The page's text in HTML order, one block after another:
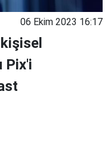
06 Ekim 2023 16:17
Pix'i